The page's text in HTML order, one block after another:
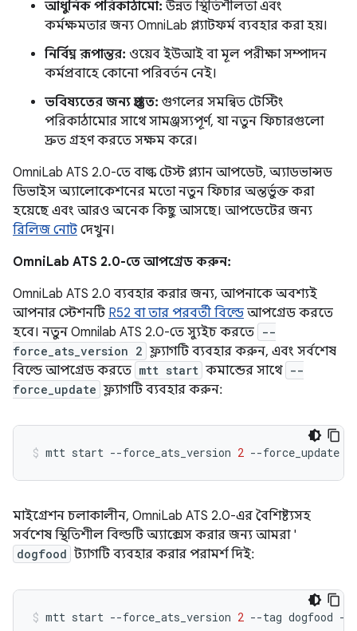
আধুনিক পরিকাঠামো: উন্নত স্থিতিশীলতা এবং
কর্মক্ষমতার জন্য OmniLab প্ল্যাটফর্ম ব্যবহার করা হয়।
নির্বিঘ্ন রূপান্তর: ওয়েব ইউআই বা মূল পরীক্ষা সম্পাদন
কর্মপ্রবাহে কোনো পরিবর্তন নেই।
ভবিষ্যতের জন্য প্রস্তুত: গুগলের সমন্বিত টেস্টিং
পরিকাঠামোর সাথে সামঞ্জস্যপূর্ণ, যা নতুন ফিচারগুলো
দ্রুত গ্রহণ করতে সক্ষম করে।
OmniLab ATS 2.0-তে বাল্ক টেস্ট প্ল্যান আপডেট, অ্যাডভান্সড
ডিভাইস অ্যালোকেশনের মতো নতুন ফিচার অন্তর্ভুক্ত করা
হয়েছে এবং আরও অনেক কিছু আসছে। আপডেটের জন্য
রিলিজ নোট দেখুন।
OmniLab ATS 2.0-তে আপগ্রেড করুন:
OmniLab ATS 2.0 ব্যবহার করার জন্য, আপনাকে অবশ্যই
আপনার স্টেশনটি R52 বা তার পরবর্তী বিল্ডেআপগ্রেড করতে
হবে। নতুন Omnilab ATS 2.0-তে স্যুইচ করতে --
force_ats_version 2 ফ্ল্যাগটি ব্যবহার করুন, এবং সর্বশেষ
বিল্ডে আপগ্রেড করতে mtt start কমান্ডের সাথে --
force_update ফ্ল্যাগটি ব্যবহার করুন:
mtt start --force_ats_version 2
মাইগ্রেশন চলাকালীন, OmniLab ATS 2.0-এর বৈশিষ্ট্যসহ
সর্বশেষ স্থিতিশীল বিল্ডটি অ্যাক্সেস করার জন্য আমরা '
dogfood ট্যাগটি ব্যবহার করার পরামর্শ দিই:
mtt start --force_ats_version 2 --tag dogfood